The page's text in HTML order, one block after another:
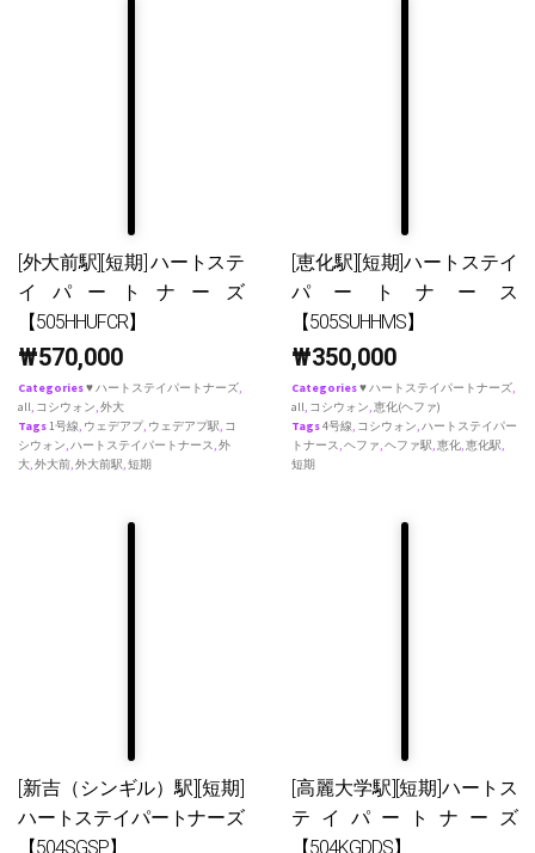
[外大前駅][短期] ハートステ
イパートナーズ
【505HHUFCR】
₩570,000
Categories♥ ハートステイパートナーズ,
all, コシウォン,外大
Tags1号線, ウェデアプ, ウェデアプ駅, コ
シウォン,ハートステイパートナース,外
大,外大前,外大前駅,短期
[恵化駅][短期]ハートステイ
パートナース
【505SUHHMS】
₩350,000
Categories♥ ハートステイパートナーズ,
all, コシウォン,恵化(ヘファ)
Tags4号線, コシウォン,ハートステイパー
トナース,ヘファ,ヘファ駅,恵化,恵化駅,
短期
[新吉（シンギル）駅][短期]
ハートステイパートナーズ
【504SGSP】
[高麗大学駅][短期]ハートス
テイパートナーズ
【504KGDDS】